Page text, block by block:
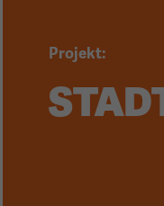
Projekt: